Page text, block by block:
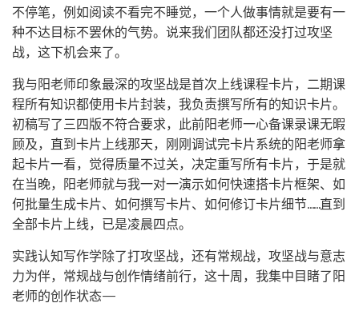
不停笔，例如阅读不看完不睡觉，一个人做事情就是要有一
种不达目标不罢休的气势。说来我们团队都还没打过攻坚
战，这下机会来了。
我与阳老师印象最深的攻坚战是首次上线课程卡片，二期课
程所有知识都使用卡片封装，我负责撰写所有的知识卡片。
初稿写了三四版不符合要求，此前阳老师一心备课录课无暇
顾及，直到卡片上线那天，刚刚调试完卡片系统的阳老师拿
起卡片一看，觉得质量不过关，决定重写所有卡片，于是就
在当晚，阳老师就与我一对一演示如何快速搭卡片框架、如
何批量生成卡片、如何撰写卡片、如何修订卡片细节……直到
全部卡片上线，已是凌晨四点。
实践认知写作学除了打攻坚战，还有常规战，攻坚战与意志
力为伴，常规战与创作情绪前行，这十周，我集中目睹了阳
老师的创作状态——